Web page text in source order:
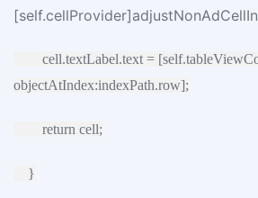
cell.textLabel.text =
objectAtIndex:indexPath.row];
return cell;
}